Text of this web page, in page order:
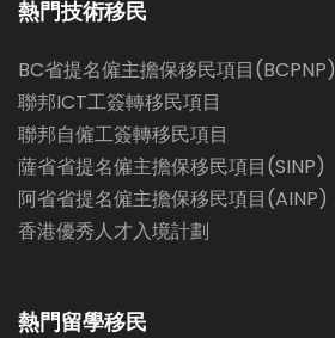
熱門技術移民
BC省提名僱主擔保移民項目(BCPNP)
聯邦ICT工簽轉移民項目
聯邦自僱工簽轉移民項目
薩省省提名僱主擔保移民項目(SINP)
阿省省提名僱主擔保移民項目(AINP)
香港優秀人才入境計劃
熱門留學移民